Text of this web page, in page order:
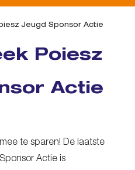
Jeugd Sponsor Actie
Poiesz
Actie
te sparen! De laatste
Actie is